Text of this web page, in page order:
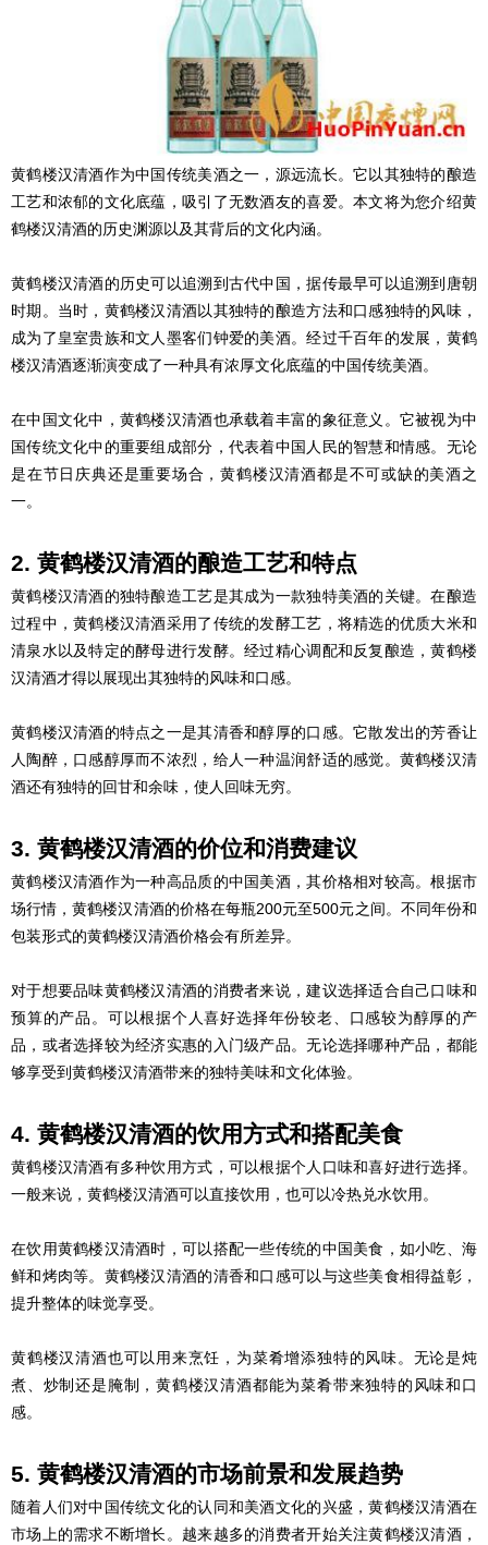
黄鹤楼汉清酒作为中国传统美酒之一，源远流长。它以其独特的酿造
工艺和浓郁的文化底蕴，吸引了无数酒友的喜爱。本文将为您介绍黄
鹤楼汉清酒的历史渊源以及其背后的文化内涵。
黄鹤楼汉清酒的历史可以追溯到古代中国，据传最早可以追溯到唐朝
时期。当时，黄鹤楼汉清酒以其独特的酿造方法和口感独特的风味，
成为了皇室贵族和文人墨客们钟爱的美酒。经过千百年的发展，黄鹤
楼汉清酒逐渐演变成了一种具有浓厚文化底蕴的中国传统美酒。
在中国文化中，黄鹤楼汉清酒也承载着丰富的象征意义。它被视为中
国传统文化中的重要组成部分，代表着中国人民的智慧和情感。无论
是在节日庆典还是重要场合，黄鹤楼汉清酒都是不可或缺的美酒之
一。
2. 黄鹤楼汉清酒的酿造工艺和特点
黄鹤楼汉清酒的独特酿造工艺是其成为一款独特美酒的关键。在酿造
过程中，黄鹤楼汉清酒采用了传统的发酵工艺，将精选的优质大米和
清泉水以及特定的酵母进行发酵。经过精心调配和反复酿造，黄鹤楼
汉清酒才得以展现出其独特的风味和口感。
黄鹤楼汉清酒的特点之一是其清香和醇厚的口感。它散发出的芳香让
人陶醉，口感醇厚而不浓烈，给人一种温润舒适的感觉。黄鹤楼汉清
酒还有独特的回甘和余味，使人回味无穷。
3. 黄鹤楼汉清酒的价位和消费建议
黄鹤楼汉清酒作为一种高品质的中国美酒，其价格相对较高。根据市
场行情，黄鹤楼汉清酒的价格在每瓶200元至500元之间。不同年份和
包装形式的黄鹤楼汉清酒价格会有所差异。
对于想要品味黄鹤楼汉清酒的消费者来说，建议选择适合自己口味和
预算的产品。可以根据个人喜好选择年份较老、口感较为醇厚的产
品，或者选择较为经济实惠的入门级产品。无论选择哪种产品，都能
够享受到黄鹤楼汉清酒带来的独特美味和文化体验。
4. 黄鹤楼汉清酒的饮用方式和搭配美食
黄鹤楼汉清酒有多种饮用方式，可以根据个人口味和喜好进行选择。
一般来说，黄鹤楼汉清酒可以直接饮用，也可以冷热兑水饮用。
在饮用黄鹤楼汉清酒时，可以搭配一些传统的中国美食，如小吃、海
鲜和烤肉等。黄鹤楼汉清酒的清香和口感可以与这些美食相得益彰，
提升整体的味觉享受。
黄鹤楼汉清酒也可以用来烹饪，为菜肴增添独特的风味。无论是炖
煮、炒制还是腌制，黄鹤楼汉清酒都能为菜肴带来独特的风味和口
感。
5. 黄鹤楼汉清酒的市场前景和发展趋势
随着人们对中国传统文化的认同和美酒文化的兴盛，黄鹤楼汉清酒在
市场上的需求不断增长。越来越多的消费者开始关注黄鹤楼汉清酒，